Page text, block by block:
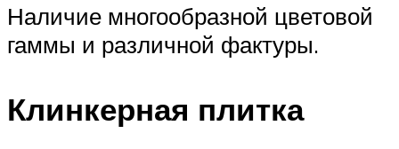
Наличие многообразной цветовой
гаммы и различной фактуры.
Клинкерная плитка